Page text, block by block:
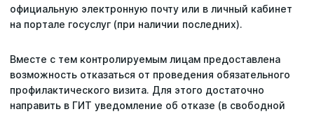
Вы пока ничего не искали.
официальную электронную почту или в личный кабинет
на портале госуслуг (при наличии последних).
Вместе с тем контролируемым лицам предоставлена
возможность отказаться от проведения обязательного
профилактического визита. Для этого достаточно
направить в ГИТ уведомление об отказе (в свободной